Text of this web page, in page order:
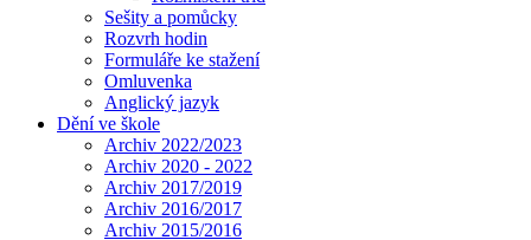
Sešity a pomůcky
Rozvrh hodin
Formuláře ke stažení
Omluvenka
Anglický jazyk
Dění ve škole
Archiv 2022/2023
Archiv 2020 - 2022
Archiv 2017/2019
Archiv 2016/2017
Archiv 2015/2016